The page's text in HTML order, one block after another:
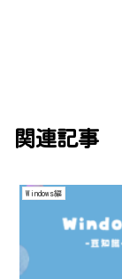
関連記事
Windows編